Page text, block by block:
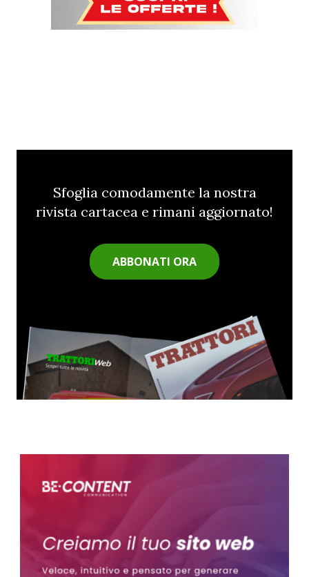
Sfoglia comodamente la nostra
rivista cartacea e rimani aggiornato!
ABBONATI ORA